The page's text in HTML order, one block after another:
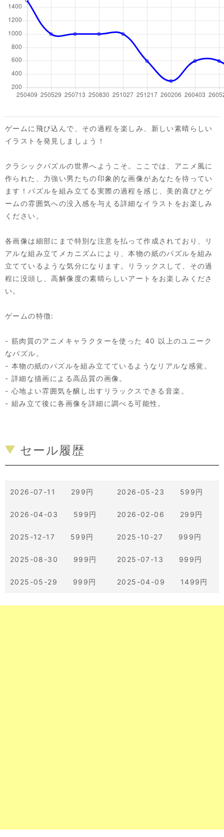
ゲームに飛び込んで、その過程を楽しみ、新しい素晴らしい
イラストを発見しましょう！
クラシックパズルの世界へようこそ。ここでは、アニメ風に
作られた、力強い男たちの印象的な画像があなたを待ってい
ます！パズルを組み立てる実際の過程を感じ、美的喜びとゲ
ームの雰囲気への没入感を与える詳細なイラストをお楽しみ
ください。
各画像は細部にまで特別な注意を払って作成されており、リ
アルな組み立てメカニズムにより、本物の紙のパズルを組み
立てているような気分になります。リラックスして、その過
程に没頭し、高解像度の素晴らしいアートをお楽しみくださ
い。
ゲームの特徴:
- 筋肉質のアニメキャラクターを使った 40 以上のユニーク
なパズル。
- 本物の紙のパズルを組み立てているようなリアルな感覚。
- 詳細な描画による高品質の画像。
- 心地よい雰囲気を醸し出すリラックスできる音楽。
- 組み立て後に各画像を詳細に調べる可能性。
セール履歴
2026-07-11 299円 2026-05-23 599円
2026-04-03 599円 2026-02-06 299円
2025-12-17 599円 2025-10-27 999円
2025-08-30 999円 2025-07-13 999円
2025-05-29 999円 2025-04-09 1499円